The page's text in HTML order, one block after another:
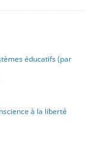
éducatifs (par
à la liberté